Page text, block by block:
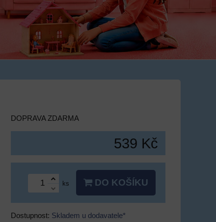
DOPRAVA ZDARMA
539 Kč
ks DO KOŠÍKU
Dostupnost: Skladem u dodavatele*